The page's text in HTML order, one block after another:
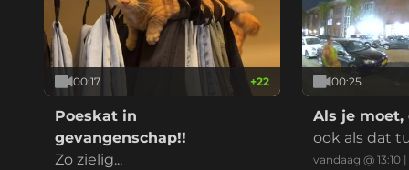
00:17 +22
Poeskat in
gevangenschap!!
Zo zielig...
00:25
Als je moet,
ook als dat
eurbel en
vandaag @ 13:10|